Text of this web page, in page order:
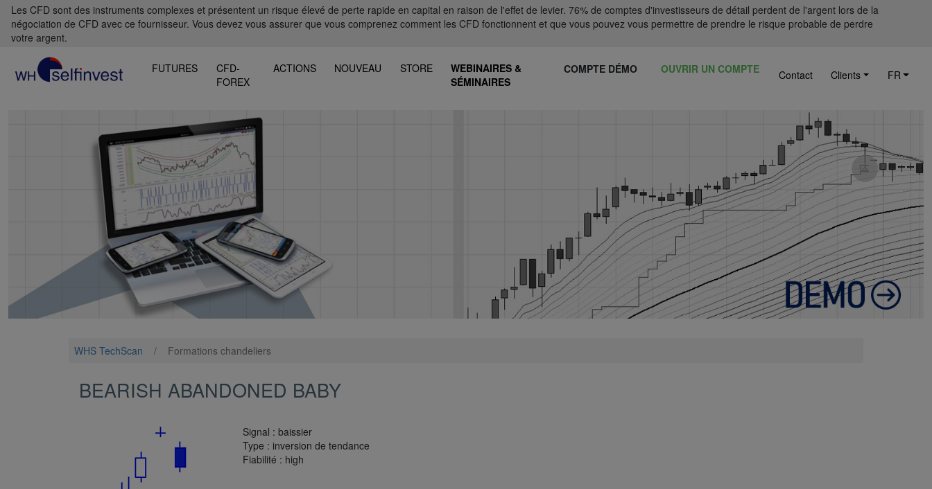
Les CFD sont des instruments complexes et présentent un risque élevé de perte rapide en capital en raison de l'effet de levier. 76% de comptes d'investisseurs de détail perdent de l'argent lors de la
négociation de CFD avec ce fournisseur. Vous devez vous assurer que vous comprenez comment les CFD fonctionnent et que vous pouvez vous permettre de prendre le risque probable de perdre
votre argent.
FUTURES
CFD-
FOREX
ACTIONS NOUVEAU STORE
WEBINAIRES &
SÉMINAIRES
COMPTE DÉMO OUVRIR UN COMPTE Contact Clients FR
WHS TechScan / Formations chandeliers
BEARISH ABANDONED BABY
Signal : baissier
Type : inversion de tendance
Fiabilité : high